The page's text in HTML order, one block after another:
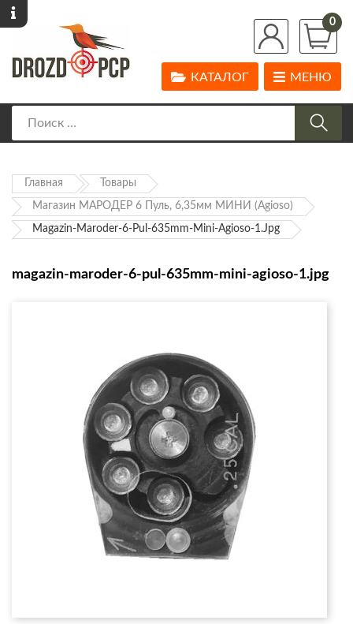
0
МЕНЮ
КАТАЛОГ
Главная Товары
Магазин МАРОДЕР 6 Пуль, 6,35мм МИНИ (Agioso)
Magazin-Maroder-6-Pul-635mm-Mini-Agioso-1.jpg
magazin-maroder-6-pul-635mm-mini-agioso-1.jpg